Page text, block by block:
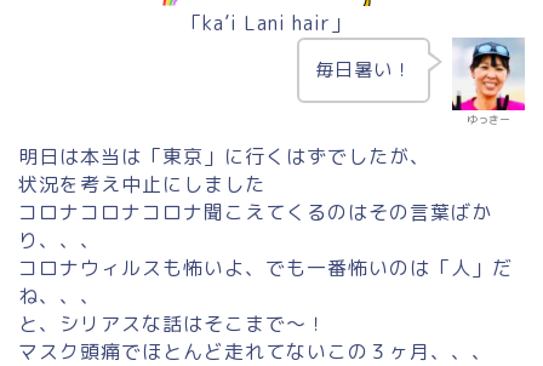
「ka’i Lani hair」
ゆっきー
毎日暑い！
明日は本当は「東京」に行くはずでしたが、
状況を考え中止にしました
コロナコロナコロナ聞こえてくるのはその言葉ばか
り、、、
コロナウィルスも怖いよ、でも一番怖いのは「人」だ
ね、、、
と、シリアスな話はそこまで〜！
マスク頭痛でほとんど走れてないこの３ヶ月、、、